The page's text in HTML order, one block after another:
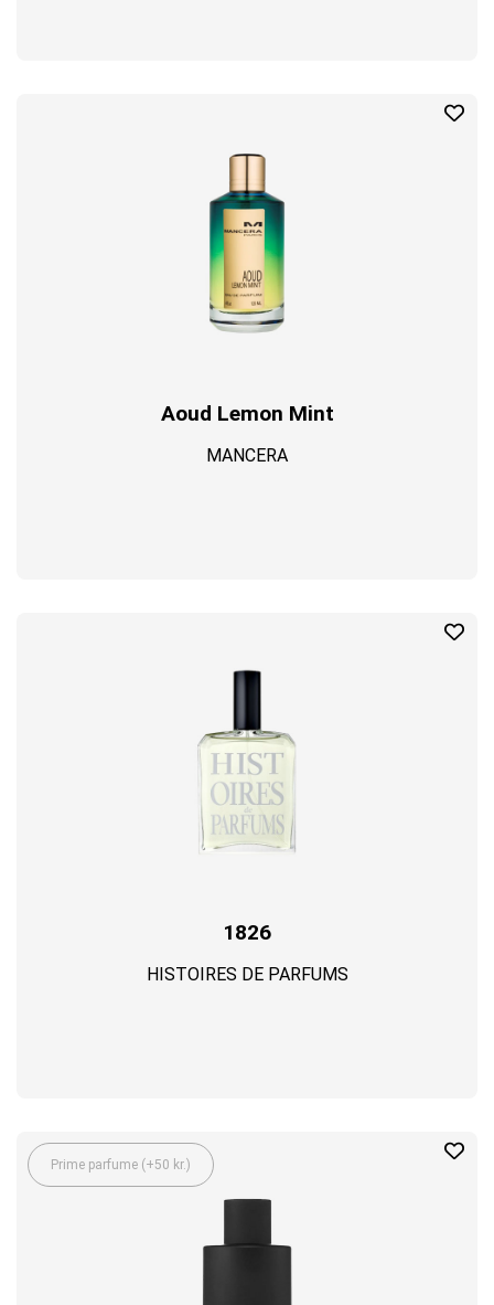
Aoud Lemon Mint
MANCERA
1826
HISTOIRES DE PARFUMS
Prime parfume (+50 kr.)